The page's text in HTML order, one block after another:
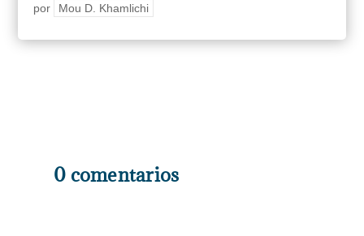
por Mou D. Khamlichi
0 comentarios